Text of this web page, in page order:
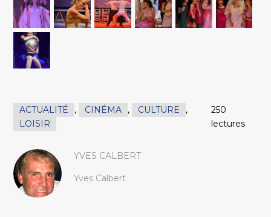
ACTUALITÉ , CINÉMA , CULTURE
,
LOISIR
250
lectures
YVES CALBERT
Yves Calbert